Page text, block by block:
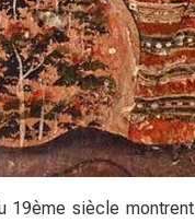
19ème siècle